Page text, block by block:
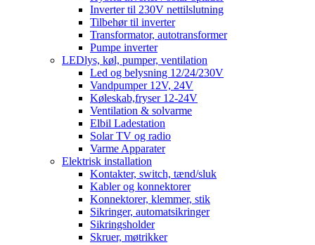
Inverter til 230V nettilslutning
Tilbehør til inverter
Transformator, autotransformer
Pumpe inverter
LEDlys, køl, pumper, ventilation
Led og belysning 12/24/230V
Vandpumper 12V, 24V
Køleskab,fryser 12-24V
Ventilation & solvarme
Elbil Ladestation
Solar TV og radio
Varme Apparater
Elektrisk installation
Kontakter, switch, tænd/sluk
Kabler og konnektorer
Konnektorer, klemmer, stik
Sikringer, automatsikringer
Sikringsholder
Skruer, møtrikker